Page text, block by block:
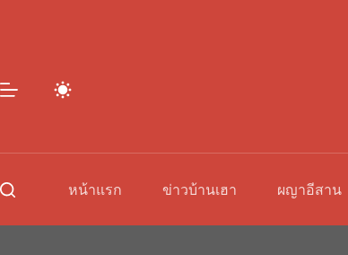
หน้าแรก ข่าวบ้านเฮา ผญาอีสาน